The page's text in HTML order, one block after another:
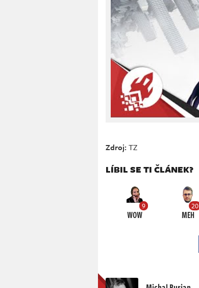
Zdroj:TZ
LÍBIL SE TI ČLÁNEK?
9
WOW
20
MEH